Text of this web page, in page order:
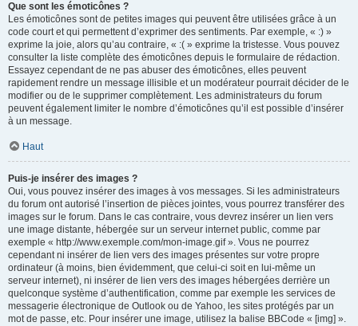
Que sont les émoticônes ?
Les émoticônes sont de petites images qui peuvent être utilisées grâce à un
code court et qui permettent d’exprimer des sentiments. Par exemple, « :) »
exprime la joie, alors qu’au contraire, « :( » exprime la tristesse. Vous pouvez
consulter la liste complète des émoticônes depuis le formulaire de rédaction.
Essayez cependant de ne pas abuser des émoticônes, elles peuvent
rapidement rendre un message illisible et un modérateur pourrait décider de le
modifier ou de le supprimer complètement. Les administrateurs du forum
peuvent également limiter le nombre d’émoticônes qu’il est possible d’insérer
à un message.
Haut
Puis-je insérer des images ?
Oui, vous pouvez insérer des images à vos messages. Si les administrateurs
du forum ont autorisé l’insertion de pièces jointes, vous pourrez transférer des
images sur le forum. Dans le cas contraire, vous devrez insérer un lien vers
une image distante, hébergée sur un serveur internet public, comme par
exemple « http://www.exemple.com/mon-image.gif ». Vous ne pourrez
cependant ni insérer de lien vers des images présentes sur votre propre
ordinateur (à moins, bien évidemment, que celui-ci soit en lui-même un
serveur internet), ni insérer de lien vers des images hébergées derrière un
quelconque système d’authentification, comme par exemple les services de
messagerie électronique de Outlook ou de Yahoo, les sites protégés par un
mot de passe, etc. Pour insérer une image, utilisez la balise BBCode « [img] ».